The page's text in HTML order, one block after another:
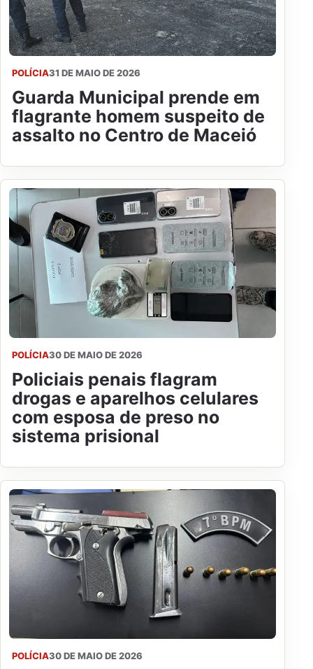
POLÍCIA31 DE MAIO DE 2026
Guarda Municipal prende em
flagrante homem suspeito de
assalto no Centro de Maceió
POLÍCIA30 DE MAIO DE 2026
Policiais penais flagram
drogas e aparelhos celulares
com esposa de preso no
sistema prisional
POLÍCIA30 DE MAIO DE 2026